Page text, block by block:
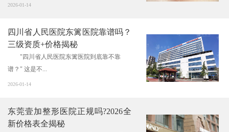
2026-01-14
四川省人民医院东篱医院靠谱吗？
三级资质+价格揭秘
"四川省人民医院东篱医院到底靠不靠
谱？" 这是不...
2026-01-14
东莞壹加整形医院正规吗?2026全
新价格表全揭秘